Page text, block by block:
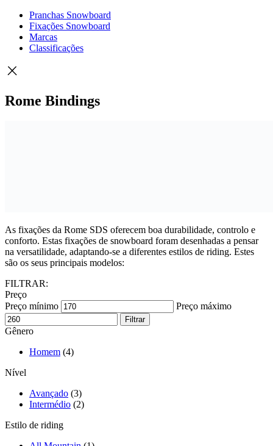
Pranchas Snowboard
Fixações Snowboard
Marcas
Classificações
Rome Bindings
As fixações da Rome SDS oferecem boa durabilidade, controlo e
conforto. Estas fixações de snowboard foram desenhadas a pensar
na versatilidade, adaptando-se a diferentes estilos de riding. Estes
são os seus principais modelos:
FILTRAR:
Preço
Preço mínimo
Preço máximo
Filtrar
Gênero
Homem (4)
Nível
Avançado (3)
Intermédio (2)
Estilo de riding